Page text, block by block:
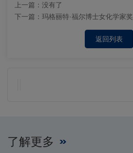
上一篇： 没有了
下一篇： 玛格丽特·福尔博士女化学家奖
返回列表
了解更多